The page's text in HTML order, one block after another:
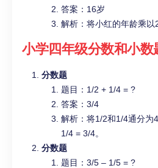
答案：16岁
解析：将小红的年龄乘以
小学四年级分数和小数
分数题
题目：1/2 + 1/4 = ?
答案：3/4
解析：将1/2和1/4通分为
1/4 = 3/4。
分数题
题目：3/5 – 1/5 = ?